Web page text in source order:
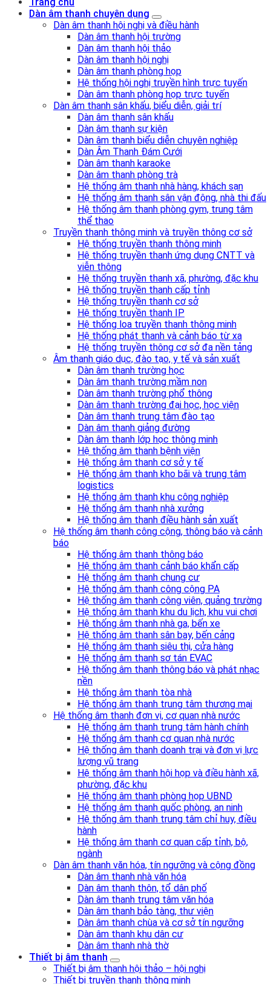
Dàn âm thanh chuyên dụng
Dàn âm thanh hội nghị và điều hành
Dàn âm thanh hội trường
Dàn âm thanh hội thảo
Dàn âm thanh hội nghị
Dàn âm thanh phòng họp
Hệ thống hội nghị truyền hình trực tuyến
Dàn âm thanh phòng họp trực tuyến
Dàn âm thanh sân khấu, biểu diễn, giải trí
Dàn âm thanh sân khấu
Dàn âm thanh sự kiện
Dàn âm thanh biểu diễn chuyên nghiệp
Dàn Âm Thanh Đám Cưới
Dàn âm thanh karaoke
Dàn âm thanh phòng trà
Hệ thống âm thanh nhà hàng, khách sạn
Hệ thống âm thanh sân vận động, nhà thi đấu
Hệ thống âm thanh phòng gym, trung tâm
thể thao
Truyền thanh thông minh và truyền thông cơ sở
Hệ thống truyền thanh thông minh
Hệ thống truyền thanh ứng dụng CNTT và
viễn thông
Hệ thống truyền thanh xã, phường, đặc khu
Hệ thống truyền thanh cấp tỉnh
Hệ thống truyền thanh cơ sở
Hệ thống truyền thanh IP
Hệ thống loa truyền thanh thông minh
Hệ thống phát thanh và cảnh báo từ xa
Hệ thống truyền thông cơ sở đa nền tảng
Âm thanh giáo dục, đào tạo, y tế và sản xuất
Dàn âm thanh trường học
Dàn âm thanh trường mầm non
Dàn âm thanh trường phổ thông
Dàn âm thanh trường đại học, học viện
Dàn âm thanh trung tâm đào tạo
Dàn âm thanh giảng đường
Dàn âm thanh lớp học thông minh
Hệ thống âm thanh bệnh viện
Hệ thống âm thanh cơ sở y tế
Hệ thống âm thanh kho bãi và trung tâm
logistics
Hệ thống âm thanh khu công nghiệp
Hệ thống âm thanh nhà xưởng
Hệ thống âm thanh điều hành sản xuất
Hệ thống âm thanh công cộng, thông báo và cảnh
báo
Hệ thống âm thanh thông báo
Hệ thống âm thanh cảnh báo khẩn cấp
Hệ thống âm thanh chung cư
Hệ thống âm thanh công cộng PA
Hệ thống âm thanh công viên, quảng trường
Hệ thống âm thanh khu du lịch, khu vui chơi
Hệ thống âm thanh nhà ga, bến xe
Hệ thống âm thanh sân bay, bến cảng
Hệ thống âm thanh siêu thị, cửa hàng
Hệ thống âm thanh sơ tán EVAC
Hệ thống âm thanh thông báo và phát nhạc
nền
Hệ thống âm thanh tòa nhà
Hệ thống âm thanh trung tâm thương mại
Hệ thống âm thanh đơn vị, cơ quan nhà nước
Hệ thống âm thanh trung tâm hành chính
Hệ thống âm thanh cơ quan nhà nước
Hệ thống âm thanh doanh trại và đơn vị lực
lượng vũ trang
Hệ thống âm thanh hội họp và điều hành xã,
phường, đặc khu
Hệ thống âm thanh phòng họp UBND
Hệ thống âm thanh quốc phòng, an ninh
Hệ thống âm thanh trung tâm chỉ huy, điều
hành
Hệ thống âm thanh cơ quan cấp tỉnh, bộ,
ngành
Dàn âm thanh văn hóa, tín ngưỡng và cộng đồng
Dàn âm thanh nhà văn hóa
Dàn âm thanh thôn, tổ dân phố
Dàn âm thanh trung tâm văn hóa
Dàn âm thanh bảo tàng, thư viện
Dàn âm thanh chùa và cơ sở tín ngưỡng
Dàn âm thanh khu dân cư
Dàn âm thanh nhà thờ
Thiết bị âm thanh
Thiết bị âm thanh hội thảo – hội nghị
Thiết bị truyền thanh thông minh